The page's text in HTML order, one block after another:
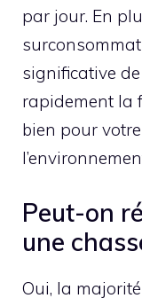
par jour. En
significative
rapidement la
bien pour
Peut-on
une
Oui, la